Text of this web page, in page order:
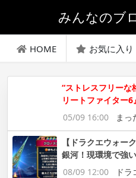
みんなのブ
HOME お気に入り
“ストレスフリーな
リートファイター
05/09 16:00
まっ
【ドラクエウォー
銀河！現環境で強
08/09 12:00
ド